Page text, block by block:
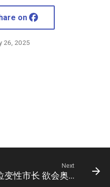
on
26, 2025
Next
美国出现历史上首位变性市长 欲会奥巴马